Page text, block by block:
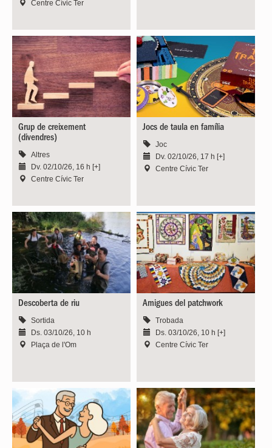
Centre Cívic Ter
Grup de creixement
(divendres)
Altres
Dv. 02/10/26, 16 h [+]
Centre Cívic Ter
Jocs de taula en família
Joc
Dv. 02/10/26, 17 h [+]
Centre Cívic Ter
Descoberta de riu
Sortida
Ds. 03/10/26, 10 h
Plaça de l'Om
Amigues del patchwork
Trobada
Ds. 03/10/26, 10 h [+]
Centre Cívic Ter